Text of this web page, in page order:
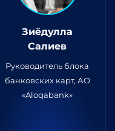
Зиёдулла
Салиев
Руководитель блока
банковских карт, АО
«Aloqabank»